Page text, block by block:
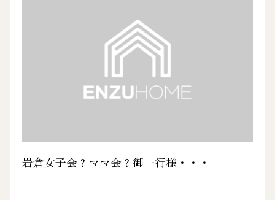
岩倉女子会？ママ会？御一行様・・・